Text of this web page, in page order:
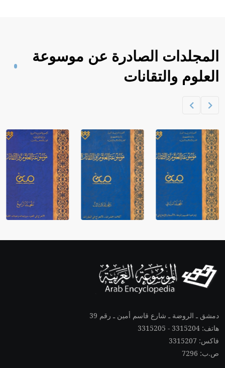
المجلدات الصادرة عن موسوعة
العلوم والتقانات
دمشق ـ الروضة ـ شارع قاسم أمين ـ رقم 39
هاتف: 3315204 - 3315205
فاكس: 3315207
ص.ب: 7296